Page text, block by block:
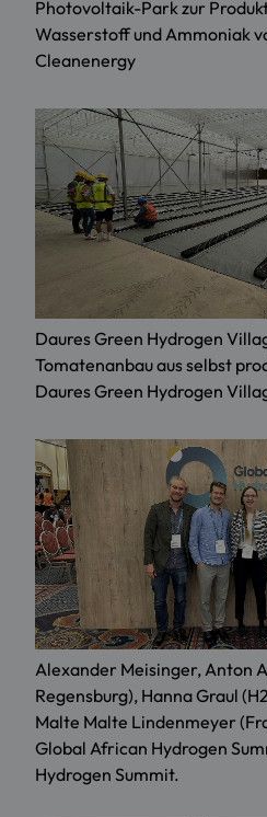
Photovoltaik-Park zur
Wasserstoff und Ammoniak
Cleanenergy
Daures Green Hydrogen
Tomatenanbau aus selbst
Daures Green Hydrogen
Alexander Meisinger, Anton
Regensburg), Hanna Graul
Malte Malte Lindenmeyer
Global African Hydrogen
Hydrogen Summit.